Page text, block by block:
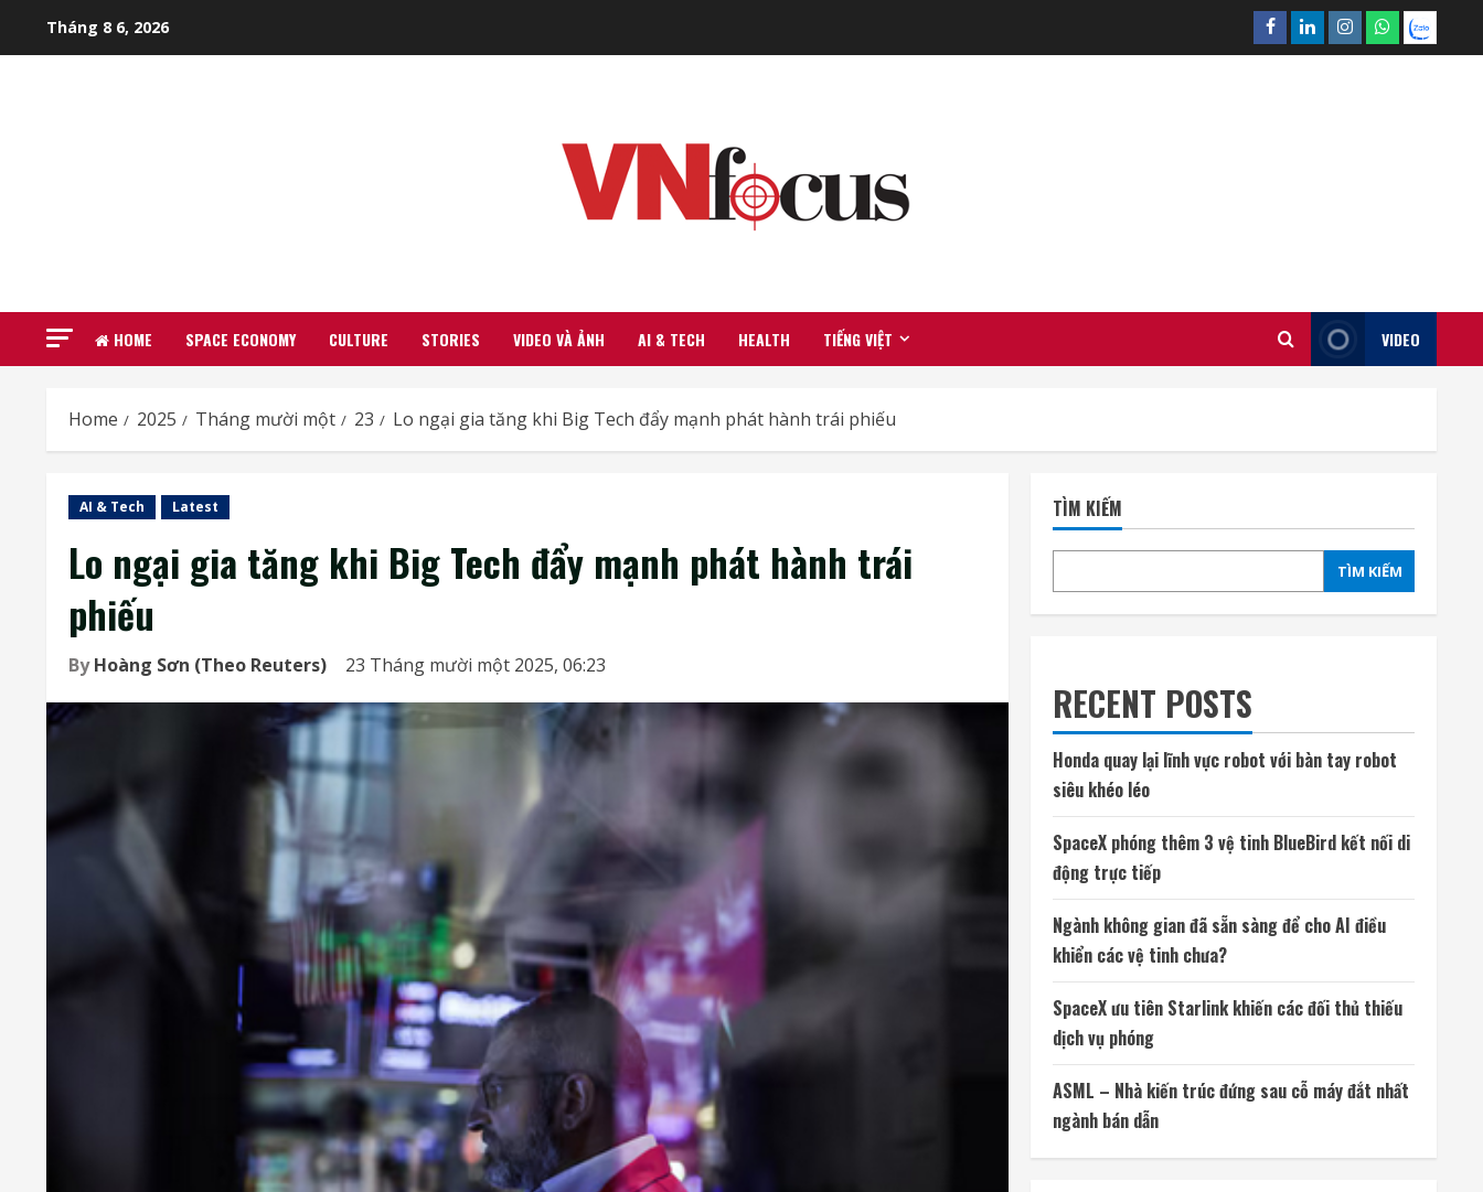
Tháng 8 6, 2026 Facebook
LinkedinInstagram
What’sapp
Zalo
HOME SPACE ECONOMY CULTURE STORIES VIDEO VÀ ẢNH AI & TECH HEALTH TIẾNG VIỆT VIDEO
Home 2025 Tháng mười một 23 Lo ngại gia tăng khi Big Tech đẩy mạnh phát hành trái phiếu
AI & Tech Latest
Lo ngại gia tăng khi Big Tech đẩy mạnh phát hành trái
phiếu
ByHoàng Sơn (Theo Reuters) 23 Tháng mười một 2025, 06:23